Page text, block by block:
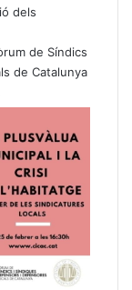
dels
de Síndics
de Catalunya